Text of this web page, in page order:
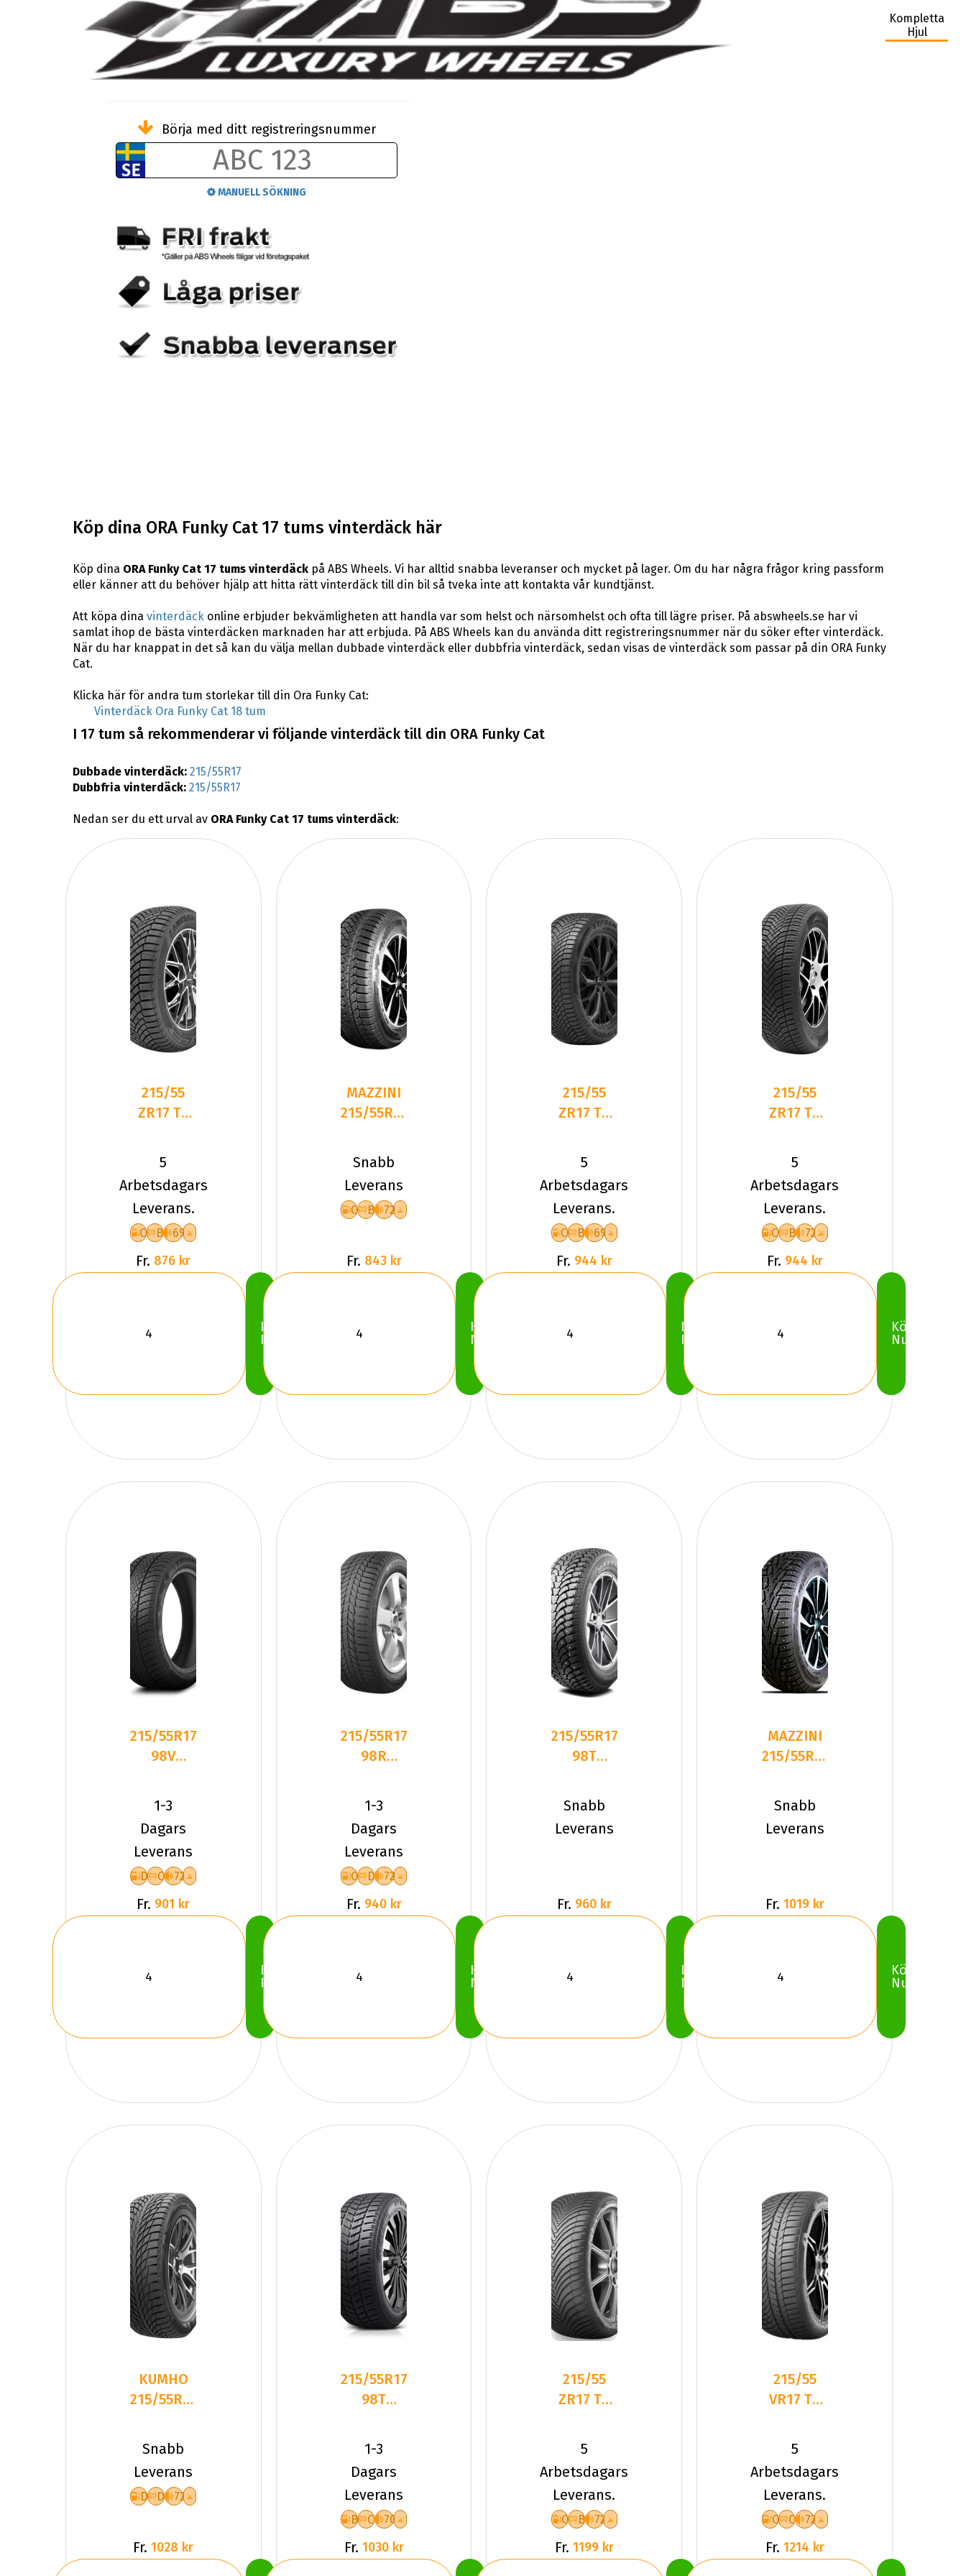
Kompletta
Hjul
Börja med ditt registreringsnummer
MANUELL SÖKNING
Köp dina ORA Funky Cat 17 tums vinterdäck här
Köp dina ORA Funky Cat 17 tums vinterdäckpå ABS Wheels. Vi har alltid snabba leveranser och mycket på lager. Om du har några frågor kring passform
eller känner att du behöver hjälp att hitta rätt vinterdäck till din bil så tveka inte att kontakta vår kundtjänst.
Att köpa dina vinterdäckonline erbjuder bekvämligheten att handla var som helst och närsomhelst och ofta till lägre priser. På abswheels.se har vi
samlat ihop de bästa vinterdäcken marknaden har att erbjuda. På ABS Wheels kan du använda ditt registreringsnummer när du söker efter vinterdäck.
När du har knappat in det så kan du välja mellan dubbade vinterdäck eller dubbfria vinterdäck, sedan visas de vinterdäck som passar på din ORA Funky
Cat.
Klicka här för andra tum storlekar till din Ora Funky Cat:
Vinterdäck Ora Funky Cat 18 tum
I 17 tum så rekommenderar vi följande vinterdäck till din ORA Funky Cat
Dubbade vinterdäck: 215/55R17
Dubbfria vinterdäck: 215/55R17
Nedan ser du ett urval av ORA Funky Cat 17 tums vinterdäck:
215/55
ZR17 TL
LANDSAIL
4-
SEASONS
3 XL
5
Arbetsdagars
Leverans.
C B 69
Fr. 876 kr
Köp
Nu
MAZZINI
215/55R17
SNOWLEOPARD
2 NC
Snabb
Leverans
C B 72
Fr. 843 kr
Köp
Nu
215/55
ZR17 TL
TYFOON
ALL-
SEASON 7
XL
5
Arbetsdagars
Leverans.
C B 69
Fr. 944 kr
Köp
Nu
215/55
ZR17 TL
ALLSEASON
6 XL
5
Arbetsdagars
Leverans.
C B 72
Fr. 944 kr
Köp
Nu
215/55R17
98V
TW401 XL
Friktion
2026
1-3
Dagars
Leverans
D C 72
Fr. 901 kr
Köp
Nu
215/55R17
98R
PL01 XL
Friktion
2026
1-3
Dagars
Leverans
C D 72
Fr. 940 kr
Köp
Nu
215/55R17
98T
TREK
M900 Ice
XL
Snabb
Leverans
Fr. 960 kr
Köp
Nu
MAZZINI
215/55R17
ICE
LEOPARD
STUDDED
Snabb
Leverans
Fr. 1019 kr
Köp
Nu
KUMHO
215/55R17
XL NC
DOT23
Snabb
Leverans
D D 72
Fr. 1028 kr
215/55R17
98T
SNOW-H
MSL01 XL
Fr
1-3
Dagars
Leverans
B C 70
Fr. 1030 kr
215/55
ZR17 TL
KUMHO
SOLUS 4S
HA32+ XL
5
Arbetsdagars
Leverans.
C B 72
Fr. 1199 kr
215/55
VR17 TL
KUMHO
WP72 XL
5
Arbetsdagars
Leverans.
C C 72
Fr. 1214 kr